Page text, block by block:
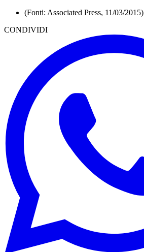
(Fonti: Associated Press, 11/03/2015)
CONDIVIDI